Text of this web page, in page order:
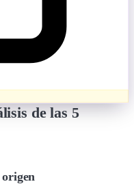
de las 5